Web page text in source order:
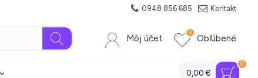
0948 856 685 Kontakt
Môj účet Obľúbené
0
0,00 €
0